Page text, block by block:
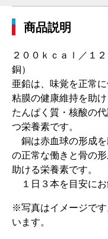
商品説明
２００ｋｃａｌ／１
銅）
亜鉛は、味覚を正常
粘膜の健康維持を助け
たんぱく質・核酸の
つ栄養素です。
銅は赤血球の形成を
の正常な働きと骨の
助ける栄養素です。
１日３本を目安にお
※写真はイメージで
います。